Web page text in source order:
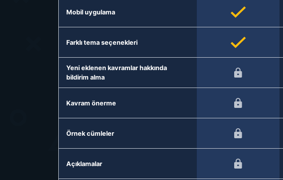
Mobil uygulama
Farklı tema seçenekleri
Yeni eklenen kavramlar hakkında
bildirim alma
Kavram önerme
Örnek cümleler
Açıklamalar